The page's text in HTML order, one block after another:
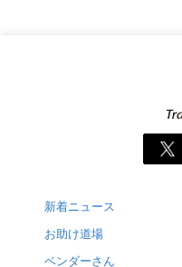
新着ニュース
お助け道場
ベンダーさん